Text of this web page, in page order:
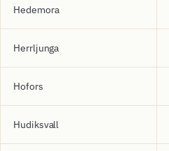
Hedemora
Herrljunga
Hofors
Hudiksvall